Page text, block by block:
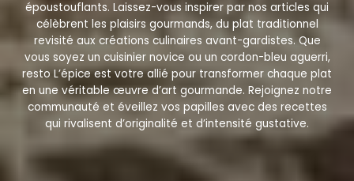
époustouflants. Laissez-vous inspirer par nos articles qui
célèbrent les plaisirs gourmands, du plat traditionnel
revisité aux créations culinaires avant-gardistes. Que
vous soyez un cuisinier novice ou un cordon-bleu aguerri,
resto L’épice est votre allié pour transformer chaque plat
en une véritable œuvre d’art gourmande. Rejoignez notre
communauté et éveillez vos papilles avec des recettes
qui rivalisent d’originalité et d’intensité gustative.